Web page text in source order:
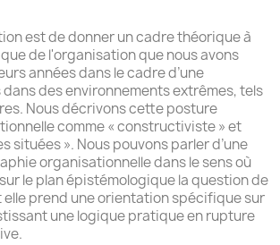
est de donner un cadre théorique à
de l'organisation que nous avons
années dans le cadre d’une
des environnements extrêmes, tels
Nous décrivons cette posture
comme « constructiviste » et
situées ». Nous pouvons parler d’une
organisationnelle dans le sens où
le plan épistémologique la question de
elle prend une orientation spécifique sur
une logique pratique en rupture